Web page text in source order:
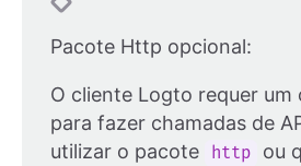
Pacote Http opcional:
O cliente Logto requer
para fazer chamadas de
utilizar o pacote
http
ou